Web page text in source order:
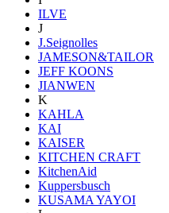
ILVE
J
J.Seignolles
JAMESON&TAILOR
JEFF KOONS
JIANWEN
K
KAHLA
KAI
KAISER
KITCHEN CRAFT
KitchenAid
Kuppersbusch
KUSAMA YAYOI